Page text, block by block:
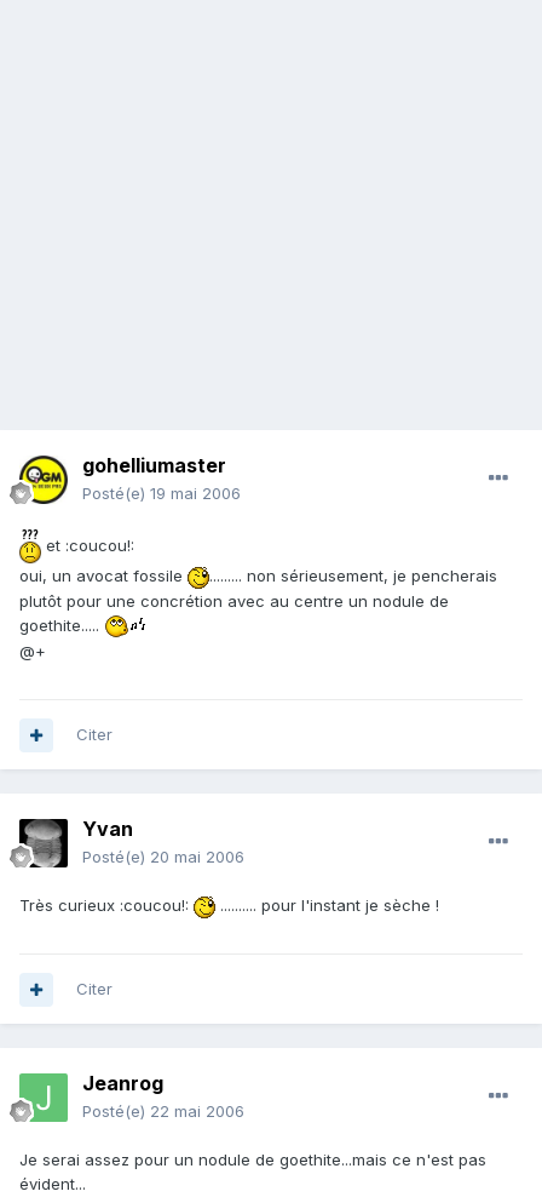
gohelliumaster
Posté(e) 19 mai 2006
et :coucou!:
oui, un avocat fossile
......... non sérieusement, je pencherais
plutôt pour une concrétion avec au centre un nodule de
goethite.....
@+
Citer
Yvan
Posté(e) 20 mai 2006
Très curieux :coucou!: .......... pour l'instant je sèche !
Citer
Jeanrog
Posté(e) 22 mai 2006
Je serai assez pour un nodule de goethite...mais ce n'est pas
évident...